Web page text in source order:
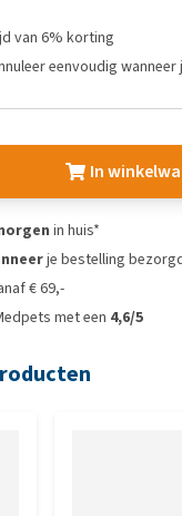
van 6% korting
eenvoudig
In
in huis*
je bestelling
€ 69,-
met een 4,6/5